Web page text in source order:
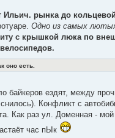
Ильич. рынка до
Одно из самых
с крышкой люка по
оно есть.
байкеров ездят, между
Конфликт с
Как раз ул. Доменная -
час пЫк